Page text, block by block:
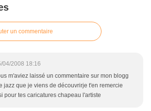
un commentaire
04/2008 18:16
m'aviez laissé un commentaire sur mon blogg
jazz que je viens de découvrirje t'en remercie
pour tes caricatures chapeau l'artiste